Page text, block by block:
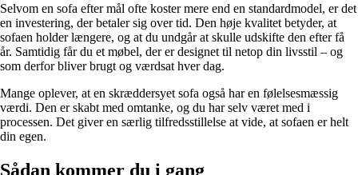
Selvom en sofa efter mål ofte koster mere end en standardmodel, er det
en investering, der betaler sig over tid. Den høje kvalitet betyder, at
sofaen holder længere, og at du undgår at skulle udskifte den efter få
år. Samtidig får du et møbel, der er designet til netop din livsstil – og
som derfor bliver brugt og værdsat hver dag.
Mange oplever, at en skræddersyet sofa også har en følelsesmæssig
værdi. Den er skabt med omtanke, og du har selv været med i
processen. Det giver en særlig tilfredsstillelse at vide, at sofaen er helt
din egen.
Sådan kommer du i gang